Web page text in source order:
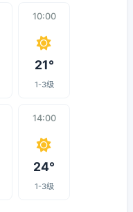
10:00
21°
1-3级
14:00
24°
1-3级